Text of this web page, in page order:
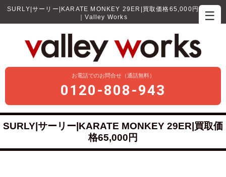
☰
SURLY|サーリー|KARATE MONKEY 29ER|買取価格65,000円
｜Valley Works
お電話でのお問合せ（通話無料）
0120-808-943
SURLY|サーリー|KARATE MONKEY 29ER|買取価
格65,000円